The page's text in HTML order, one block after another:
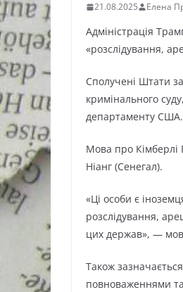
21.08.2025 Елена
Адміністрація
«розслідування,
Сполучені Штати
кримінального
департаменту США.
Мова про Кімберлі
Ніанг (Сенегал).
«Ці особи є
розслідування,
цих держав», —
Також
повноваженнями